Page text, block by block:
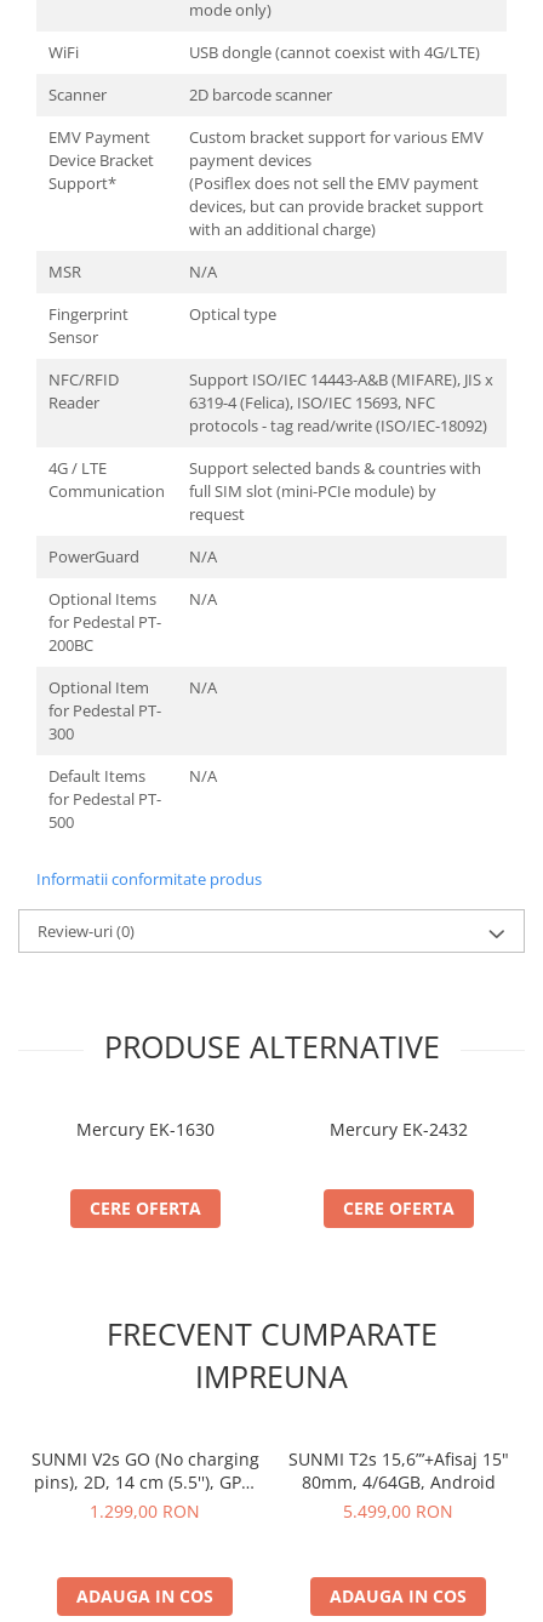
mode only)
WiFi
USB dongle (cannot coexist with 4G/LTE)
Scanner
2D barcode scanner
EMV Payment
Device Bracket
Support*
Custom bracket support for various EMV
payment devices
(Posiflex does not sell the EMV payment
devices, but can provide bracket support
with an additional charge)
MSR
N/A
Fingerprint
Sensor
Optical type
NFC/RFID
Reader
Support ISO/IEC 14443-A&B (MIFARE), JIS x
6319-4 (Felica), ISO/IEC 15693, NFC
protocols - tag read/write (ISO/IEC-18092)
4G / LTE
Communication
Support selected bands & countries with
full SIM slot (mini-PCIe module) by
request
PowerGuard
N/A
Optional Items
for Pedestal PT-
200BC
N/A
Optional Item
for Pedestal PT-
300
N/A
Default Items
for Pedestal PT-
500
N/A
Informatii conformitate produs
Review-uri(0)
PRODUSE ALTERNATIVE
Mercury EK-1630
CERE OFERTA
Mercury EK-2432
CERE OFERTA
FRECVENT CUMPARATE
IMPREUNA
SUNMI V2s GO (No charging
pins), 2D, 14 cm (5.5''), GPS,
USB-C, BT (BLE), Wi-Fi, 4G,
1.299,00 RON
ADAUGA IN COS
SUNMI T2s 15,6”’+Afisaj 15"
80mm, 4/64GB, Android
5.499,00 RON
ADAUGA IN COS